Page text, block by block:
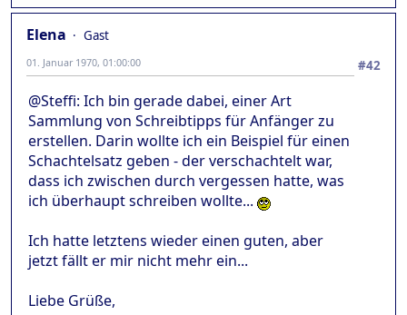
Elena
Gast
#42
01. Januar 1970, 01:00:00
@Steffi: Ich bin gerade dabei, einer Art
Sammlung von Schreibtipps für Anfänger zu
erstellen. Darin wollte ich ein Beispiel für einen
Schachtelsatz geben - der verschachtelt war,
dass ich zwischen durch vergessen hatte, was
ich überhaupt schreiben wollte...
Ich hatte letztens wieder einen guten, aber
jetzt fällt er mir nicht mehr ein...
Liebe Grüße,